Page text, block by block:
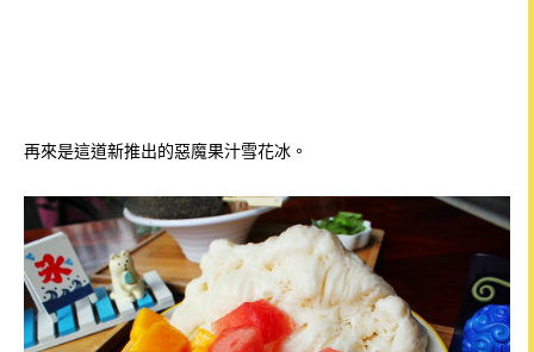
再來是這道新推出的惡魔果汁雪花冰。